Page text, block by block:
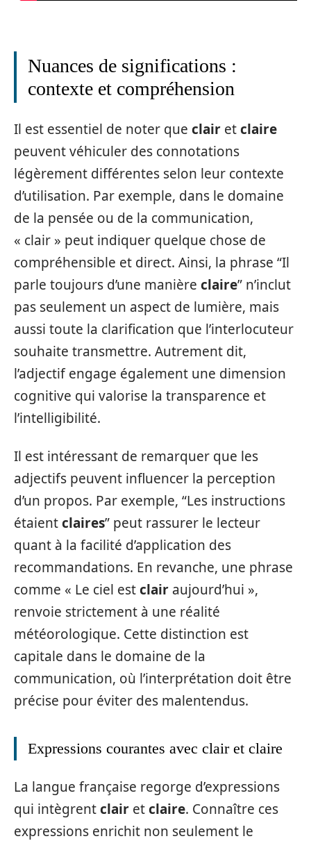
Nuances de significations :
contexte et compréhension
Il est essentiel de noter que clair etclaire
peuvent véhiculer des connotations
légèrement différentes selon leur contexte
d’utilisation. Par exemple, dans le domaine
de la pensée ou de la communication,
« clair » peut indiquer quelque chose de
compréhensible et direct. Ainsi, la phrase “Il
parle toujours d’une manière claire” n’inclut
pas seulement un aspect de lumière, mais
aussi toute la clarification que l’interlocuteur
souhaite transmettre. Autrement dit,
l’adjectif engage également une dimension
cognitive qui valorise la transparence et
l’intelligibilité.
Il est intéressant de remarquer que les
adjectifs peuvent influencer la perception
d’un propos. Par exemple, “Les instructions
étaientclaires” peut rassurer le lecteur
quant à la facilité d’application des
recommandations. En revanche, une phrase
comme « Le ciel estclair aujourd’hui »,
renvoie strictement à une réalité
météorologique. Cette distinction est
capitale dans le domaine de la
communication, où l’interprétation doit être
précise pour éviter des malentendus.
Expressions courantes avec clair et claire
La langue française regorge d’expressions
qui intègrentclair etclaire. Connaître ces
expressions enrichit non seulement le